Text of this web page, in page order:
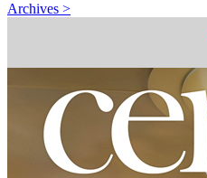
Archives >